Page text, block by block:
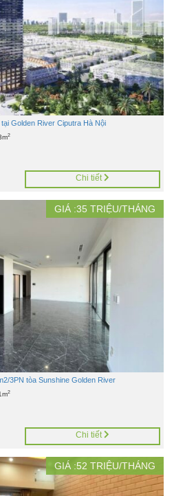
Golden River Ciputra Hà Nội
2
Chi tiết
GIÁ :35 TRIỆU/THÁNG
3PN tòa Sunshine Golden River
2
Chi tiết
GIÁ :52 TRIỆU/THÁNG